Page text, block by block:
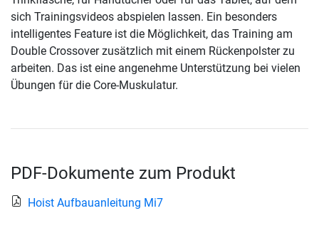
sich Trainingsvideos abspielen lassen. Ein besonders
intelligentes Feature ist die Möglichkeit, das Training am
Double Crossover zusätzlich mit einem Rückenpolster zu
arbeiten. Das ist eine angenehme Unterstützung bei vielen
Übungen für die Core-Muskulatur.
PDF-Dokumente zum Produkt
Hoist Aufbauanleitung Mi7